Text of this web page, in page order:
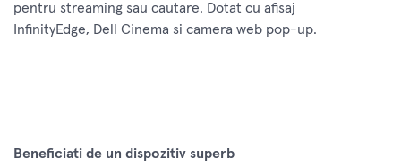
pentru streaming sau cautare. Dotat cu afisaj
InfinityEdge, Dell Cinema si camera web pop-up.
Beneficiati de un dispozitiv superb